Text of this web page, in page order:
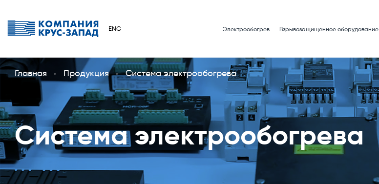
ENG Электрообогрев Взрывозащищенное оборудование
Главная Продукция Система электрообогрева
Система электрообогрева